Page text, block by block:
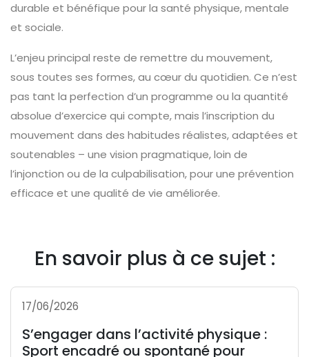
durable et bénéfique pour la santé physique, mentale
et sociale.
L’enjeu principal reste de remettre du mouvement,
sous toutes ses formes, au cœur du quotidien. Ce n’est
pas tant la perfection d’un programme ou la quantité
absolue d’exercice qui compte, mais l’inscription du
mouvement dans des habitudes réalistes, adaptées et
soutenables – une vision pragmatique, loin de
l’injonction ou de la culpabilisation, pour une prévention
efficace et une qualité de vie améliorée.
En savoir plus à ce sujet :
17/06/2026
S’engager dans l’activité physique :
Sport encadré ou spontané pour